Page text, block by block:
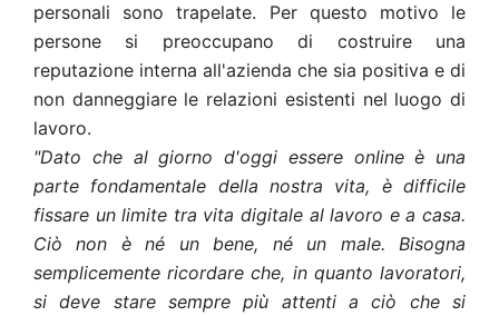
personali sono trapelate. Per questo motivo le
persone si preoccupano di costruire una
reputazione interna all'azienda che sia positiva e di
non danneggiare le relazioni esistenti nel luogo di
lavoro.
"Dato che al giorno d'oggi essere online è una
parte fondamentale della nostra vita, è difficile
fissare un limite tra vita digitale al lavoro e a casa.
Ciò non è né un bene, né un male. Bisogna
semplicemente ricordare che, in quanto lavoratori,
si deve stare sempre più attenti a ciò che si